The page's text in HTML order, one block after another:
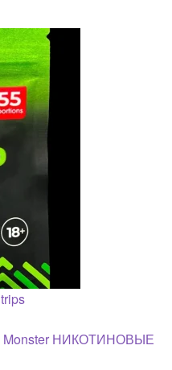
Monster НИКОТИНОВЫЕ